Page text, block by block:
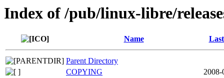
Index of /pub/linux-libre/
Name
Parent Directory
COPYING
2008-